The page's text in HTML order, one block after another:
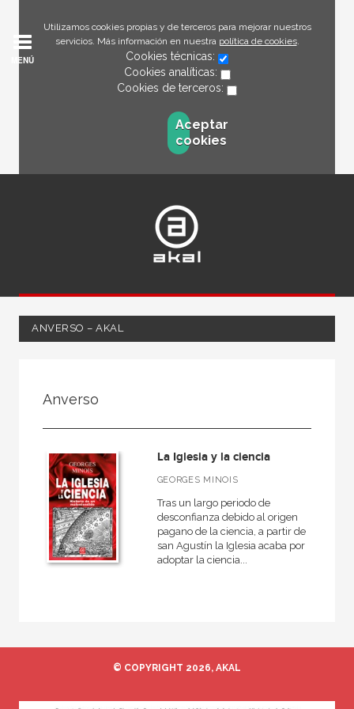
Utilizamos cookies propias y de terceros para mejorar nuestros
servicios. Más información en nuestra política de cookies.
Cookies técnicas:
Cookies analíticas:
Cookies de terceros:
Aceptar
cookies
MENÚ
ANVERSO – AKAL
Ciencias naturales y técnicas
Matemáticas
MATERIAS
Matemáticas
Física y Química
Anverso
La Iglesia y la ciencia
GEORGES MINOIS
Tras un largo periodo de
desconfianza debido al origen
pagano de la ciencia, a partir de
san Agustín la Iglesia acaba por
adoptar la ciencia...
© COPYRIGHT 2026, AKAL